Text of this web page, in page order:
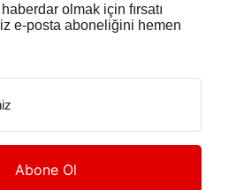
olmak için fırsatı
e-posta aboneliğini hemen